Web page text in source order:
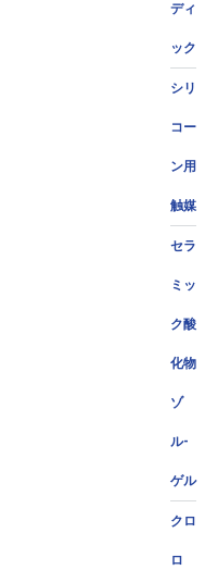
ディ
ック
シリ
コー
ン用
触媒
セラ
ミッ
ク酸
化物
ゾ
ル-
ゲル
クロ
ロ